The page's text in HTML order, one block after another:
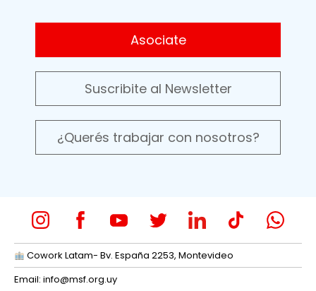
Asociate
Suscribite al Newsletter
¿Querés trabajar con nosotros?
Cowork Latam- Bv. España 2253, Montevideo
Email: info@msf.org.uy